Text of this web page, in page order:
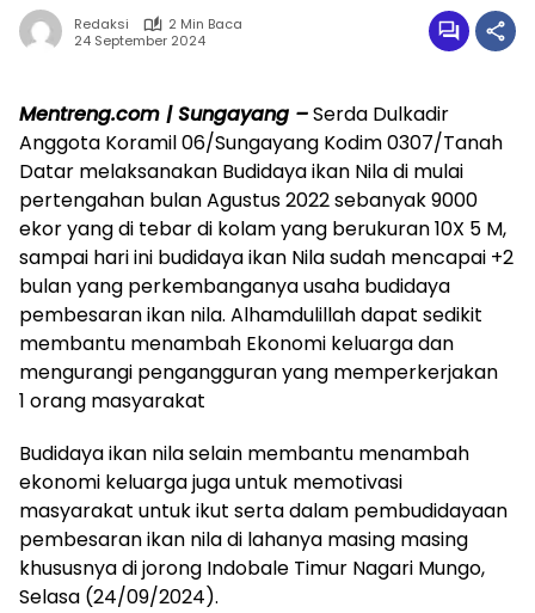
Redaksi
2 Min Baca
24 September 2024
Mentreng.com | Sungayang –Serda Dulkadir
Anggota Koramil 06/Sungayang Kodim 0307/Tanah
Datar melaksanakan Budidaya ikan Nila di mulai
pertengahan bulan Agustus 2022 sebanyak 9000
ekor yang di tebar di kolam yang berukuran 10X 5 M,
sampai hari ini budidaya ikan Nila sudah mencapai +2
bulan yang perkembanganya usaha budidaya
pembesaran ikan nila. Alhamdulillah dapat sedikit
membantu menambah Ekonomi keluarga dan
mengurangi pengangguran yang memperkerjakan
1 orang masyarakat
Budidaya ikan nila selain membantu menambah
ekonomi keluarga juga untuk memotivasi
masyarakat untuk ikut serta dalam pembudidayaan
pembesaran ikan nila di lahanya masing masing
khususnya di jorong Indobale Timur Nagari Mungo,
Selasa (24/09/2024).